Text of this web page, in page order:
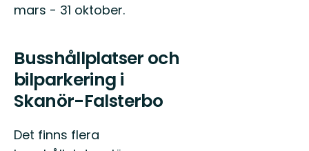
mars - 31 oktober.
Busshållplatser och
bilparkering i
Skanör-Falsterbo
Det finns flera